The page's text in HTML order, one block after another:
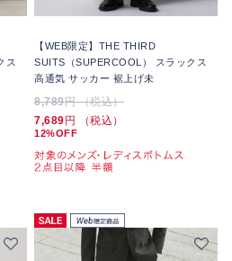
ス
【WEB限定】THE THIRD
SUITS（SUPERCOOL） スラックス
高通気 サッカー 裾上げ未
8,789円 （税込）
7,689 円 （税込）
12%OFF